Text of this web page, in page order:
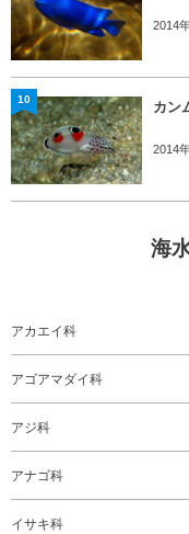
2014
カン
2014
10
海
アカエイ科
アゴアマダイ科
アジ科
アナゴ科
イサキ科